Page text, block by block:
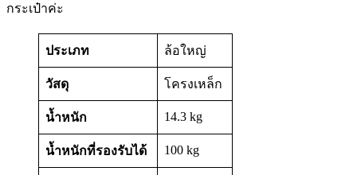
กระเป๋าค่ะ
ประเภท ล้อใหญ่
วัสดุ โครงเหล็ก
น้ำหนัก 14.3 kg
น้ำหนักที่รองรับได้ 100 kg